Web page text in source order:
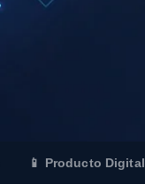
📱 Producto Digital